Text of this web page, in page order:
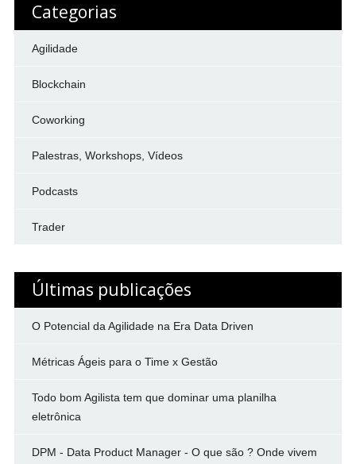
Categorias
Agilidade
Blockchain
Coworking
Palestras, Workshops, Vídeos
Podcasts
Trader
Últimas publicações
O Potencial da Agilidade na Era Data Driven
Métricas Ágeis para o Time x Gestão
Todo bom Agilista tem que dominar uma planilha
eletrônica
DPM - Data Product Manager - O que são ? Onde vivem